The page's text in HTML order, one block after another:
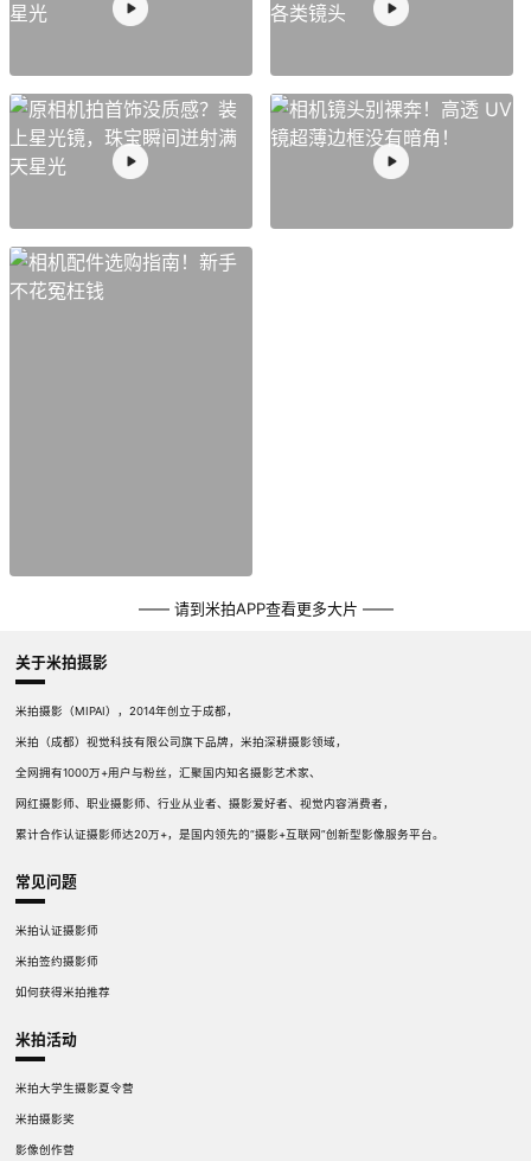
—— 请到米拍APP查看更多大片 ——
关于米拍摄影
米拍摄影（MIPAI），2014年创立于成都，
米拍（成都）视觉科技有限公司旗下品牌，米拍深耕摄影领域，
全网拥有1000万+用户与粉丝，汇聚国内知名摄影艺术家、
网红摄影师、职业摄影师、行业从业者、摄影爱好者、视觉内容消费者，
累计合作认证摄影师达20万+，是国内领先的“摄影+互联网”创新型影像服务平台。
常见问题
米拍认证摄影师
米拍签约摄影师
如何获得米拍推荐
米拍活动
米拍大学生摄影夏令营
米拍摄影奖
影像创作营